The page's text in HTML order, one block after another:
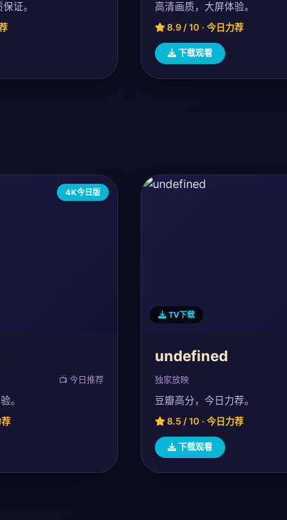
证。 高清画质，大屏体验。
8.9 / 10 · 今日力荐
下载观看
4K今日版
📺 今日推荐
。
TV下载
undefined
独家放映
豆瓣高分，今日力荐。
8.5 / 10 · 今日力荐
下载观看